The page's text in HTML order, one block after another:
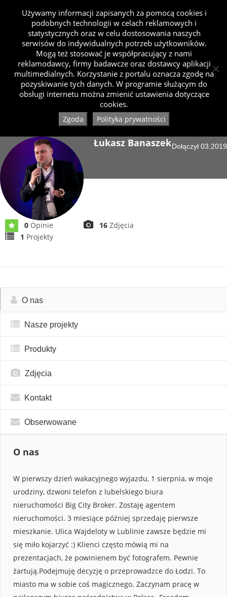
Łukasz BanaszekDołączył 03.2019
0 Opinie 16 Zdjęcia
1 Projekty
O nas
Nasze projekty
Produkty
Zdjęcia
Kontakt
Obserwowane
O nas
W pierwszy dzień wakacyjnego wyjazdu, 1 sierpnia, w moje
urodziny, dzwoni telefon z lubelskiego biura
nieruchomości Big City Broker. Zostaję agentem
nieruchomości. 3 miesiące później sprzedaję pierwsze
mieszkanie. Ulica Wajdeloty w Lublinie zawsze będzie mi
się miło kojarzyć :) Klienci często mówią mi na
prezentacjach, że powinienem być fotografem. Pewnie
żartują.Podejmuję decyzję o przeprowadzce do Łodzi. To
miasto ma w sobie coś magicznego. Zaczynam pracę w
Używamy informacji zapisanych za pomocą cookies i
podobnych technologii w celach reklamowych i
statystycznych oraz w celu dostosowania naszych
serwisów do indywidualnych potrzeb użytkowników.
Mogą też stosować je współpracujący z nami
reklamodawcy, firmy badawcze oraz dostawcy aplikacji
multimedialnych. Korzystanie z portalu oznacza zgodę na
pozyskiwanie tych danych. W programie służącym do
obsługi internetu można zmienić ustawienia dotyczące
cookies.
Zgoda Polityka prywatności